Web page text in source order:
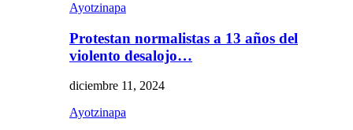
Ayotzinapa
Protestan normalistas a 13 años del
violento desalojo…
diciembre 11, 2024
Ayotzinapa